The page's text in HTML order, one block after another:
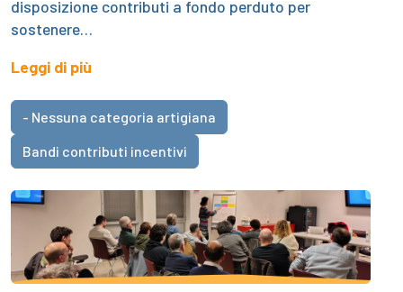
disposizione contributi a fondo perduto per
sostenere…
Leggi di più
- Nessuna categoria artigiana
Bandi contributi incentivi